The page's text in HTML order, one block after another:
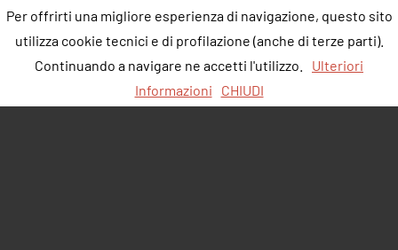
Per offrirti una migliore esperienza di navigazione, questo sito
utilizza cookie tecnici e di profilazione (anche di terze parti).
Continuando a navigare ne accetti l'utilizzo.
Ulteriori
Informazioni
CHIUDI